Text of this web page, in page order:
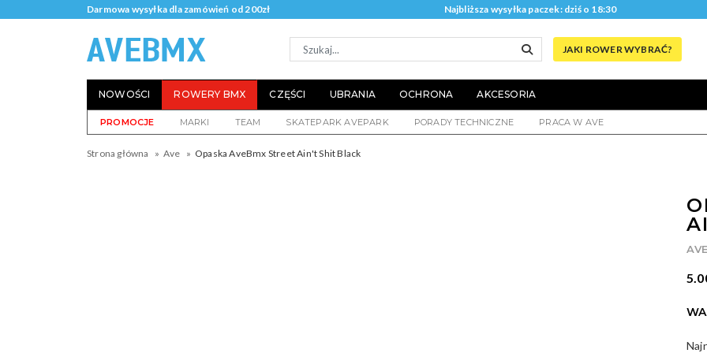
Darmowa wysyłka dla zamówień od 200zł Najbliższa wysyłka paczek: dziś o 18:30
JAKI ROWER WYBRAĆ?
NOWOŚCI ROWERY BMX CZĘŚCI UBRANIA OCHRONA AKCESORIA
PROMOCJE MARKI TEAM SKATEPARK AVEPARK PORADY TECHNICZNE PRACA W AVE
Strona główna Ave Opaska AveBmx Street Ain't Shit Black